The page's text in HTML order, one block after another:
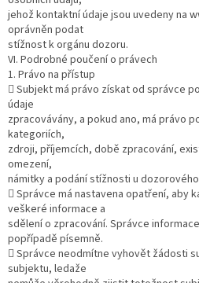
jehož kontaktní údaje jsou uvedeny na
oprávněn podat
stížnost k orgánu dozoru.
VI. Podrobné poučení o právech
1. Právo na přístup
 Subjekt má právo získat od správce
údaje
zpracovávány, a pokud ano, má právo
kategoriích,
zdroji, příjemcích, době zpracování,
omezení,
námitky a podání stížnosti u
 Správce má nastavena opatření, aby
veškeré informace a
sdělení o zpracování. Správce
popřípadě písemně.
 Správce neodmítne vyhovět žádosti
subjektu, ledaže